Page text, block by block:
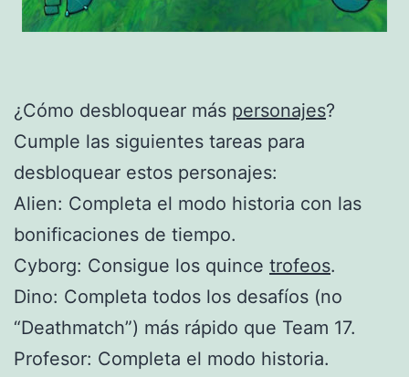
¿Cómo desbloquear más personajes?
Cumple las siguientes tareas para
desbloquear estos personajes:
Alien: Completa el modo historia con las
bonificaciones de tiempo.
Cyborg: Consigue los quince trofeos.
Dino: Completa todos los desafíos (no
“Deathmatch”) más rápido que Team 17.
Profesor: Completa el modo historia.